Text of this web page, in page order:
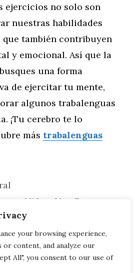
your browsing experience,
or content, and analyze our
All", you consent to our use of
ejercicios no solo son
nuestras habilidades
también contribuyen
y emocional. Así que la
una forma
de ejercitar tu mente,
algunos trabalenguas
¡Tu cerebro te lo
más trabalenguas
Niños: Una Forma
Palabras Nuevas
Otros Idiomas: Desafíos
del Mundo